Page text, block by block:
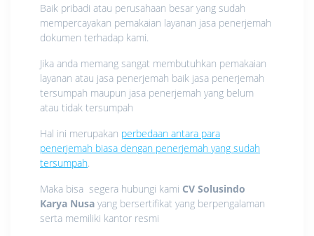
Baik pribadi atau perusahaan besar yang sudah
mempercayakan pemakaian layanan jasa penerjemah
dokumen terhadap kami.
Jika anda memang sangat membutuhkan pemakaian
layanan atau jasa penerjemah baik jasa penerjemah
tersumpah maupun jasa penerjemah yang belum
atau tidak tersumpah
Hal ini merupakan perbedaan antara para
penerjemah biasa dengan penerjemah yang sudah
tersumpah.
Maka bisa segera hubungi kami CV Solusindo
Karya Nusa yang bersertifikat yang berpengalaman
serta memiliki kantor resmi